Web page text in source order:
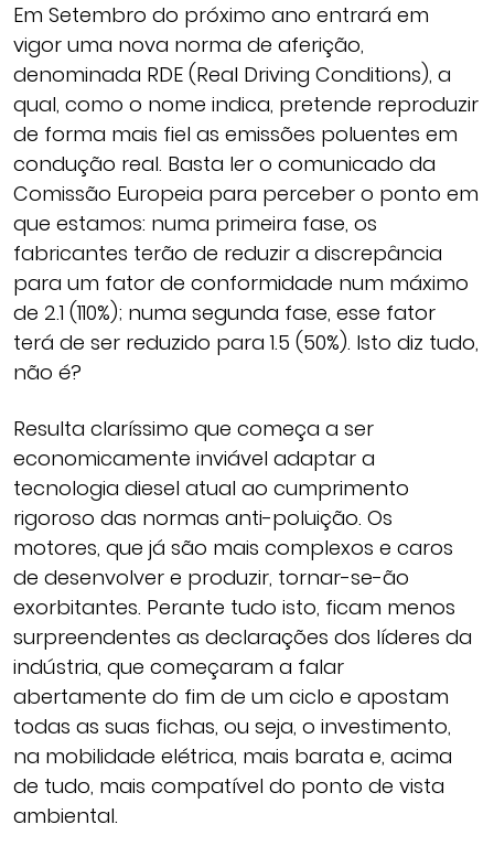
Em Setembro do próximo ano entrará em
vigor uma nova norma de aferição,
denominada RDE (Real Driving Conditions), a
qual, como o nome indica, pretende reproduzir
de forma mais fiel as emissões poluentes em
condução real. Basta ler o comunicado da
Comissão Europeia para perceber o ponto em
que estamos: numa primeira fase, os
fabricantes terão de reduzir a discrepância
para um fator de conformidade num máximo
de 2.1 (110%); numa segunda fase, esse fator
terá de ser reduzido para 1.5 (50%). Isto diz tudo,
não é?
Resulta claríssimo que começa a ser
economicamente inviável adaptar a
tecnologia diesel atual ao cumprimento
rigoroso das normas anti-poluição. Os
motores, que já são mais complexos e caros
de desenvolver e produzir, tornar-se-ão
exorbitantes. Perante tudo isto, ficam menos
surpreendentes as declarações dos líderes da
indústria, que começaram a falar
abertamente do fim de um ciclo e apostam
todas as suas fichas, ou seja, o investimento,
na mobilidade elétrica, mais barata e, acima
de tudo, mais compatível do ponto de vista
ambiental.